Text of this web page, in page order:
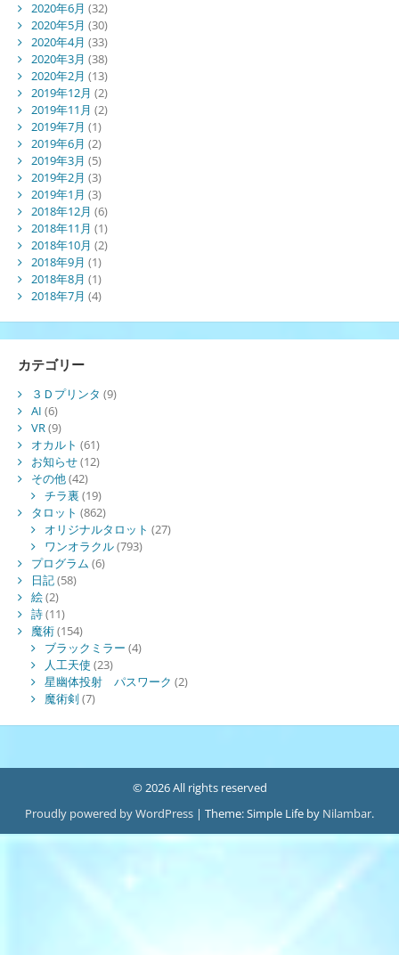
2020年6月 (32)
2020年5月 (30)
2020年4月 (33)
2020年3月 (38)
2020年2月 (13)
2019年12月 (2)
2019年11月 (2)
2019年7月 (1)
2019年6月 (2)
2019年3月 (5)
2019年2月 (3)
2019年1月 (3)
2018年12月 (6)
2018年11月 (1)
2018年10月 (2)
2018年9月 (1)
2018年8月 (1)
2018年7月 (4)
カテゴリー
３Ｄプリンタ (9)
AI (6)
VR(9)
オカルト (61)
お知らせ(12)
その他(42)
チラ裏 (19)
タロット (862)
オリジナルタロット (27)
ワンオラクル(793)
プログラム (6)
日記(58)
絵(2)
詩(11)
魔術(154)
ブラックミラー (4)
人工天使 (23)
星幽体投射 パスワーク (2)
魔術剣(7)
© 2026 All rights reserved
Proudly powered by WordPress | Theme: Simple Life by Nilambar.